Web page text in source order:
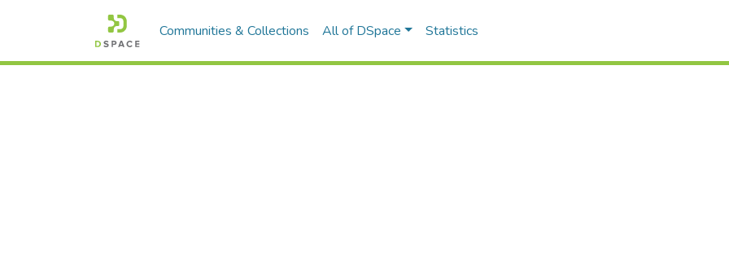
Communities & Collections All of DSpace Statistics